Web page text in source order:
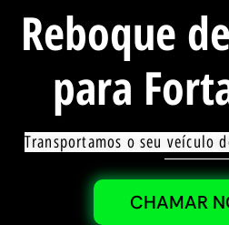
Reboque
para
Transportamos o seu veículo
CHAMAR